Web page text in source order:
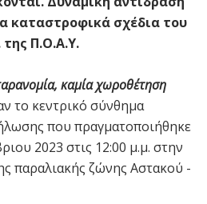
καταστροφικά σχέδια του
της Π.Ο.Α.Υ.
καμία χωροθέτηση
το κεντρικό σύνθημα
που πραγματοποιήθηκε
2023 στις 12:00 μ.μ. στην
παραλιακής ζώνης Αστακού -